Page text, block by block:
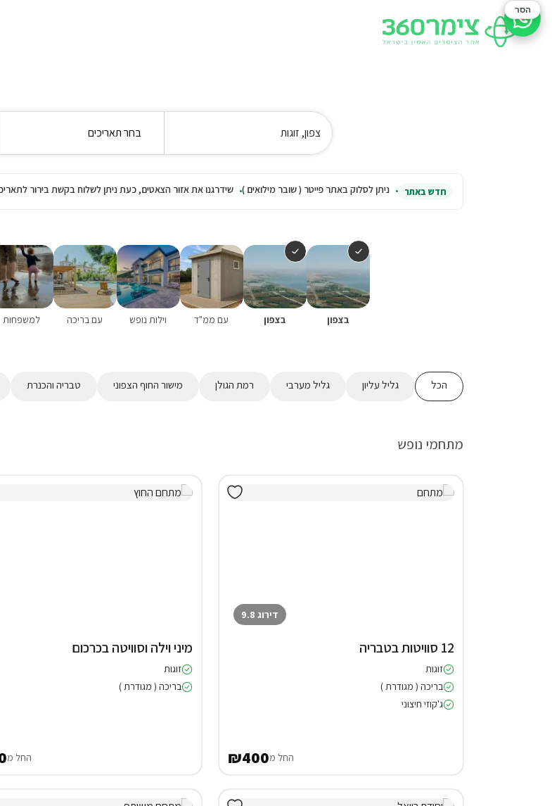
צפון, זוגות בחר תאריכים
חדש באתר ניתן לסלוק באתר פייטר ( שובר מילואים ) שידרגנו את אזור הצאטים, כעת ניתן לשלוח בקשת בירור
בצפון בצפון עם ממ"ד וילות נופש עם בריכה למשפחות
הכל גליל עליון גליל מערבי רמת הגולן מישור החוף הצפוני טבריה והכנרת
מתחמי נופש
דירוג 9.8
12 סוויטות בטבריה
זוגות
בריכה ( מגודרת )
ג'קוזי חיצוני
החל מ₪400
מיני וילה וסוויטה בכרכום
זוגות
בריכה ( מגודרת )
החל מ
סיוע בהזמנה
הסר